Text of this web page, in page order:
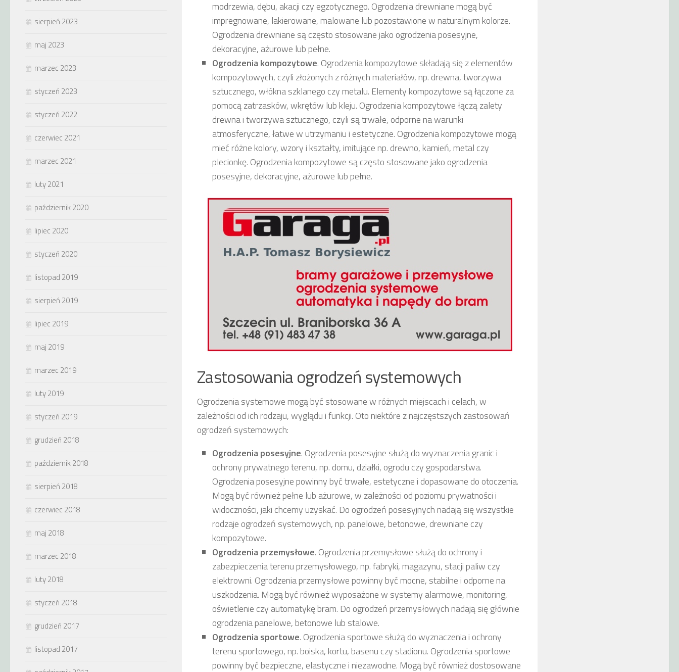
modrzewia, dębu, akacji czy egzotycznego. Ogrodzenia drewniane mogą być
impregnowane, lakierowane, malowane lub pozostawione w naturalnym kolorze.
Ogrodzenia drewniane są często stosowane jako ogrodzenia posesyjne,
dekoracyjne, ażurowe lub pełne.
Ogrodzenia kompozytowe. Ogrodzenia kompozytowe składają się z elementów
kompozytowych, czyli złożonych z różnych materiałów, np. drewna, tworzywa
sztucznego, włókna szklanego czy metalu. Elementy kompozytowe są łączone za
pomocą zatrzasków, wkrętów lub kleju. Ogrodzenia kompozytowe łączą zalety
drewna i tworzywa sztucznego, czyli są trwałe, odporne na warunki
atmosferyczne, łatwe w utrzymaniu i estetyczne. Ogrodzenia kompozytowe mogą
mieć różne kolory, wzory i kształty, imitujące np. drewno, kamień, metal czy
plecionkę. Ogrodzenia kompozytowe są często stosowane jako ogrodzenia
posesyjne, dekoracyjne, ażurowe lub pełne.
Zastosowania ogrodzeń systemowych
Ogrodzenia systemowe mogą być stosowane w różnych miejscach i celach, w
zależności od ich rodzaju, wyglądu i funkcji. Oto niektóre z najczęstszych zastosowań
ogrodzeń systemowych:
Ogrodzenia posesyjne. Ogrodzenia posesyjne służą do wyznaczenia granic i
ochrony prywatnego terenu, np. domu, działki, ogrodu czy gospodarstwa.
Ogrodzenia posesyjne powinny być trwałe, estetyczne i dopasowane do otoczenia.
Mogą być również pełne lub ażurowe, w zależności od poziomu prywatności i
widoczności, jaki chcemy uzyskać. Do ogrodzeń posesyjnych nadają się wszystkie
rodzaje ogrodzeń systemowych, np. panelowe, betonowe, drewniane czy
kompozytowe.
Ogrodzenia przemysłowe. Ogrodzenia przemysłowe służą do ochrony i
zabezpieczenia terenu przemysłowego, np. fabryki, magazynu, stacji paliw czy
elektrowni. Ogrodzenia przemysłowe powinny być mocne, stabilne i odporne na
uszkodzenia. Mogą być również wyposażone w systemy alarmowe, monitoring,
oświetlenie czy automatykę bram. Do ogrodzeń przemysłowych nadają się głównie
ogrodzenia panelowe, betonowe lub stalowe.
Ogrodzenia sportowe. Ogrodzenia sportowe służą do wyznaczenia i ochrony
terenu sportowego, np. boiska, kortu, basenu czy stadionu. Ogrodzenia sportowe
powinny być bezpieczne, elastyczne i niezawodne. Mogą być również dostosowane
sierpień 2023
maj 2023
marzec 2023
styczeń 2023
styczeń 2022
czerwiec 2021
marzec 2021
luty 2021
październik 2020
lipiec 2020
styczeń 2020
listopad 2019
sierpień 2019
lipiec 2019
maj 2019
marzec 2019
luty 2019
styczeń 2019
grudzień 2018
październik 2018
sierpień 2018
czerwiec 2018
maj 2018
marzec 2018
luty 2018
styczeń 2018
grudzień 2017
listopad 2017